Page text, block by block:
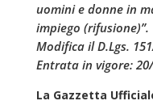
uomini e donne in
impiego (rifusione)”.
Modifica il D.Lgs.
Entrata in vigore:
La Gazzetta